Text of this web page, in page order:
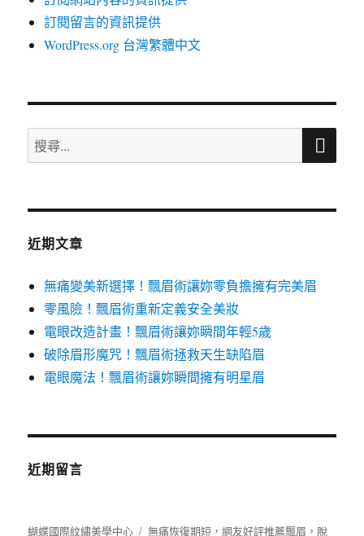
訂閱留言的資訊提供
WordPress.org 台灣繁體中文
搜
尋
鍵
搜
近期文章
無痛變美新選擇！飄眉術讓妳零負擔擁有完美眉
零風險！飄眉術重新定義安全美妝
電眼改造計畫！飄眉術讓妳瞬間年輕5歲
破除眉形魔咒！飄眉術拯救天生缺陷眉
電眼魔法！飄眉術讓妳瞬間擁有明星眉
近期留言
蝴蝶國際紋繡美學中心 無痛恢復期短，網友好評推薦飄眉，脫